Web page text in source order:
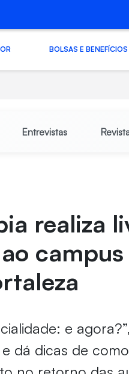
BOLSAS E BENEFÍCIOS
Entrevistas
realiza
campus
e
dá dicas de